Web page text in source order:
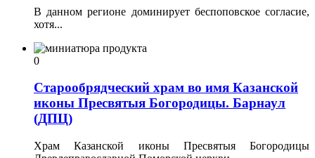
В данном регионе доминирует беспо­повское согласие,
хотя...
0
Старообрядческий храм во имя Казанской
иконы Пресвятыя Богородицы. Барнаул
(ДПЦ)
Храм Казанской иконы Пресвятыя Богородицы